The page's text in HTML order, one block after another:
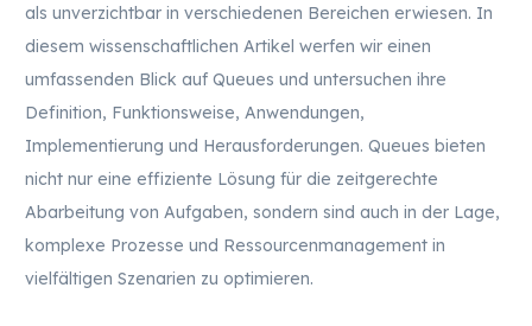
als unverzichtbar in verschiedenen Bereichen erwiesen. In
diesem wissenschaftlichen Artikel werfen wir einen
umfassenden Blick auf Queues und untersuchen ihre
Definition, Funktionsweise, Anwendungen,
Implementierung und Herausforderungen. Queues bieten
nicht nur eine effiziente Lösung für die zeitgerechte
Abarbeitung von Aufgaben, sondern sind auch in der Lage,
komplexe Prozesse und Ressourcenmanagement in
vielfältigen Szenarien zu optimieren.